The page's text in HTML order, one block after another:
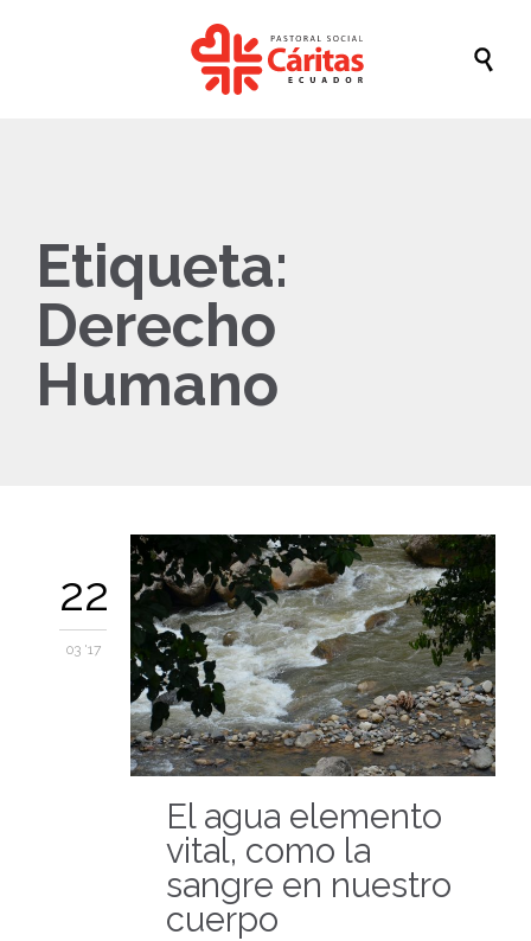

Etiqueta:
Derecho
Humano
22
03 '17
El agua elemento
vital, como la
sangre en nuestro
cuerpo